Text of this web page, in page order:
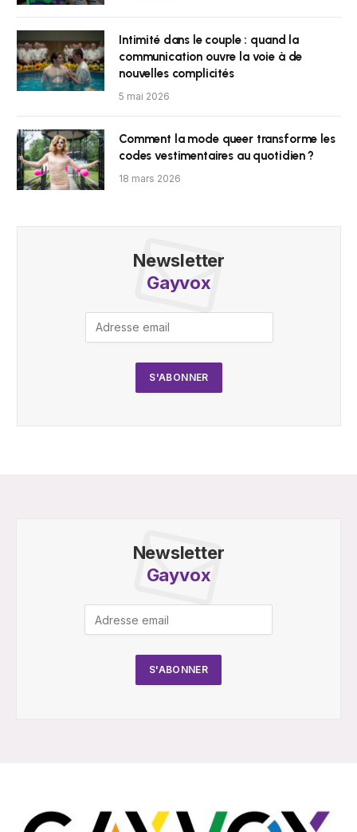
Intimité dans le couple : quand la
communication ouvre la voie à de
nouvelles complicités
5 mai 2026
Comment la mode queer transforme les
codes vestimentaires au quotidien ?
18 mars 2026
Newsletter
Gayvox
Newsletter
Gayvox